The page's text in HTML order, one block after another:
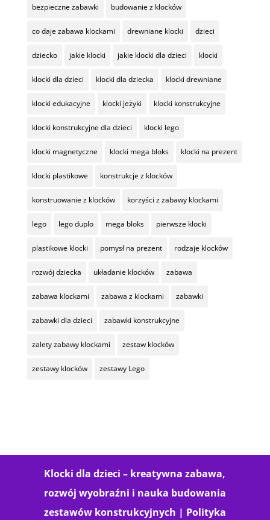
bezpieczne zabawki budowanie z klocków
co daje zabawa klockami drewniane klocki dzieci
dziecko jakie klocki jakie klocki dla dzieci klocki
klocki dla dzieci klocki dla dziecka klocki drewniane
klocki edukacyjne klocki jeżyki klocki konstrukcyjne
klocki konstrukcyjne dla dzieci klocki lego
klocki magnetyczne klocki mega bloks klocki na prezent
klocki plastikowe konstrukcje z klocków
konstruowanie z klocków korzyści z zabawy klockami
lego lego duplo mega bloks pierwsze klocki
plastikowe klocki pomysł na prezent rodzaje klocków
rozwój dziecka układanie klocków zabawa
zabawa klockami zabawa z klockami zabawki
zabawki dla dzieci zabawki konstrukcyjne
zalety zabawy klockami zestaw klocków
zestawy klocków zestawy Lego
Klocki dla dzieci – kreatywna zabawa,
rozwój wyobraźni i nauka budowania
zestawów konstrukcyjnych | Polityka